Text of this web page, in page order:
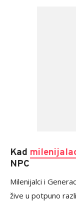
Kad
NPC
Milenijalci i
žive u potpuno